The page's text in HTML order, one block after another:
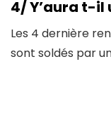
4/ Y’aura t-il
Les 4 dernière
sont soldés par